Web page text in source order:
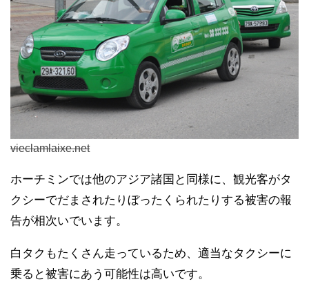
vieclamlaixe.net
ホーチミンでは他のアジア諸国と同様に、観光客がタ
クシーでだまされたりぼったくられたりする被害の報
告が相次いでいます。
白タクもたくさん走っているため、適当なタクシーに
乗ると被害にあう可能性は高いです。